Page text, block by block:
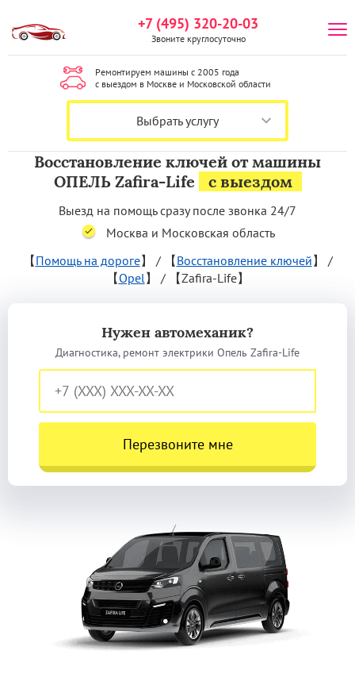
+7 (495) 320-20-03
Звоните круглосуточно
Ремонтируем машины с 2005 года
с выездом в Москве и Московской области
Выбрать услугу
Восстановление ключей от машины
ОПЕЛЬ Zafira-Life
с выездом
Выезд на помощь сразу после звонка 24/7
Москва и Московская область
【Помощь на дороге】 / 【Восстановление ключей】
/
【Opel】 / 【Zafira-Life】
Нужен автомеханик?
Диагностика, ремонт электрики Опель Zafira-Life
Перезвоните мне